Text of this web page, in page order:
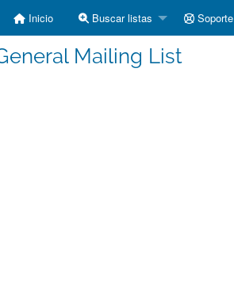
Inicio Buscar listas Soporte
Mailing List